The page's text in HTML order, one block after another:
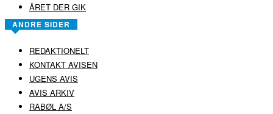
ÅRET DER GIK
ANDRE SIDER
REDAKTIONELT
KONTAKT AVISEN
UGENS AVIS
AVIS ARKIV
RABØL A/S